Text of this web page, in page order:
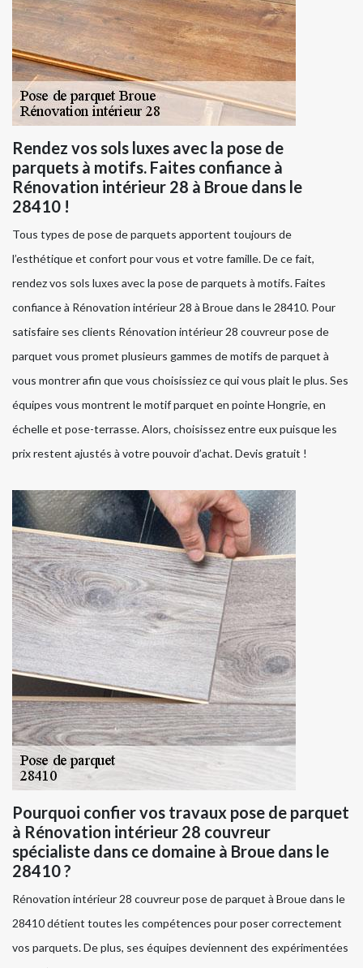
Rendez vos sols luxes avec la pose de
parquets à motifs. Faites confiance à
Rénovation intérieur 28 à Broue dans le
28410 !
Tous types de pose de parquets apportent toujours de
l’esthétique et confort pour vous et votre famille. De ce fait,
rendez vos sols luxes avec la pose de parquets à motifs. Faites
confiance à Rénovation intérieur 28 à Broue dans le 28410. Pour
satisfaire ses clients Rénovation intérieur 28 couvreur pose de
parquet vous promet plusieurs gammes de motifs de parquet à
vous montrer afin que vous choisissiez ce qui vous plait le plus. Ses
équipes vous montrent le motif parquet en pointe Hongrie, en
échelle et pose-terrasse. Alors, choisissez entre eux puisque les
prix restent ajustés à votre pouvoir d’achat. Devis gratuit !
Pourquoi confier vos travaux pose de parquet
à Rénovation intérieur 28 couvreur
spécialiste dans ce domaine à Broue dans le
28410 ?
Rénovation intérieur 28 couvreur pose de parquet à Broue dans le
28410 détient toutes les compétences pour poser correctement
vos parquets. De plus, ses équipes deviennent des expérimentées